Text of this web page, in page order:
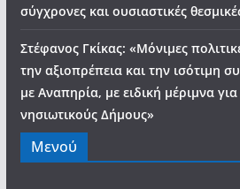
σύγχρονες και ουσιαστικές
Στέφανος Γκίκας: «Μόνιμες
την αξιοπρέπεια και την ισότιμη
με Αναπηρία, με ειδική μέριμνα
νησιωτικούς Δήμους»
Μενού